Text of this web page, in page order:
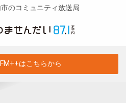
のコミュニティ放送局
はこちらから